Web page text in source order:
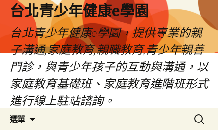
台北青少年健康e學園
台北青少年健康e學園，提供專業的親
子溝通,家庭教育,親職教育,青少年親善
門診，與青少年孩子的互動與溝通，以
家庭教育基礎班、家庭教育進階班形式
進行線上駐站諮詢。
選單
搜
尋